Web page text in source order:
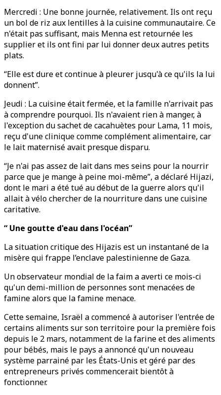
Mercredi : Une bonne journée, relativement. Ils ont reçu
un bol de riz aux lentilles à la cuisine communautaire. Ce
n'était pas suffisant, mais Menna est retournée les
supplier et ils ont fini par lui donner deux autres petits
plats.
“Elle est dure et continue à pleurer jusqu'à ce qu'ils la lui
donnent”.
Jeudi : La cuisine était fermée, et la famille n'arrivait pas
à comprendre pourquoi. Ils n'avaient rien à manger, à
l'exception du sachet de cacahuètes pour Lama, 11 mois,
reçu d'une clinique comme complément alimentaire, car
le lait maternisé avait presque disparu.
“Je n'ai pas assez de lait dans mes seins pour la nourrir
parce que je mange à peine moi-même”, a déclaré Hijazi,
dont le mari a été tué au début de la guerre alors qu'il
allait à vélo chercher de la nourriture dans une cuisine
caritative.
“ Une goutte d'eau dans l'océan”
La situation critique des Hijazis est un instantané de la
misère qui frappe l’enclave palestinienne de Gaza.
Un observateur mondial de la faim a averti ce mois-ci
qu'un demi-million de personnes sont menacées de
famine alors que la famine menace.
Cette semaine, Israël a commencé à autoriser l'entrée de
certains aliments sur son territoire pour la première fois
depuis le 2 mars, notamment de la farine et des aliments
pour bébés, mais le pays a annoncé qu'un nouveau
système parrainé par les États-Unis et géré par des
entrepreneurs privés commencerait bientôt à
fonctionner.